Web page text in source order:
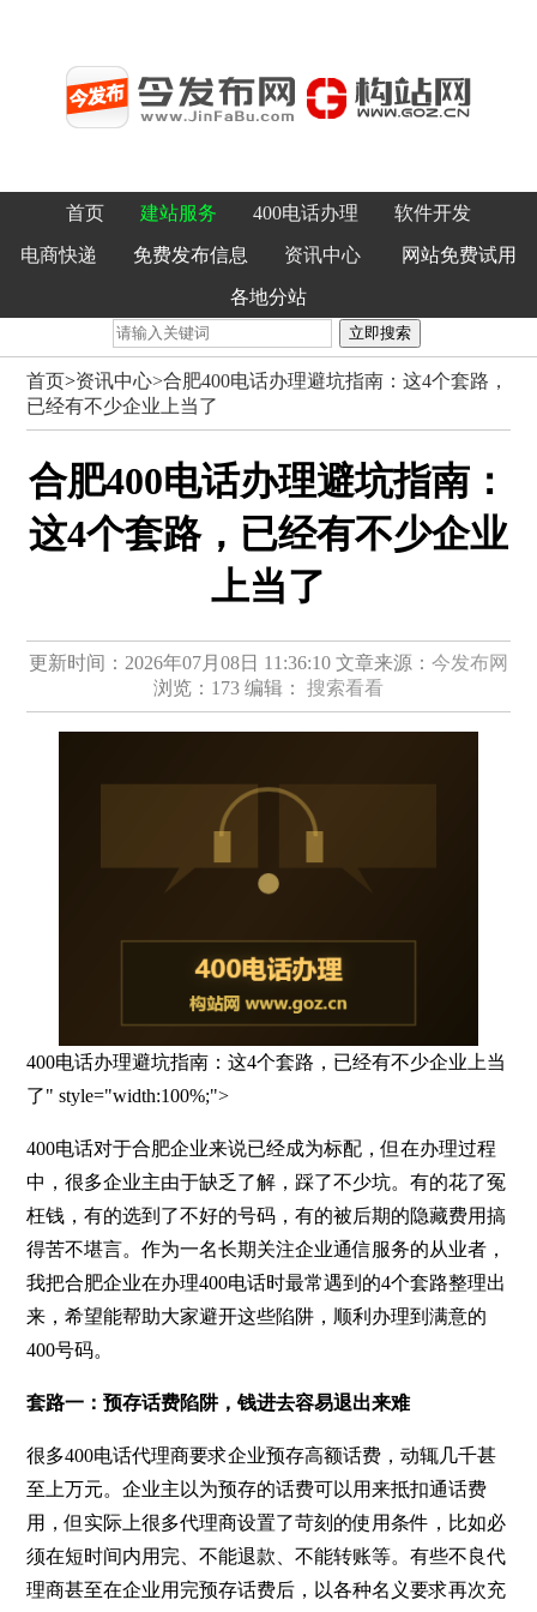
首页 建站服务 400电话办理 软件开发
电商快递 免费发布信息 资讯中心 网站免费试用
各地分站
立即搜索
首页>资讯中心>合肥400电话办理避坑指南：这4个套路，
已经有不少企业上当了
合肥400电话办理避坑指南：
这4个套路，已经有不少企业
上当了
更新时间：2026年07月08日 11:36:10 文章来源： 今发布网
浏览：173 编辑： 搜索看看
400电话办理避坑指南：这4个套路，已经有不少企业上当
了" style="width:100%;">
400电话对于合肥企业来说已经成为标配，但在办理过程
中，很多企业主由于缺乏了解，踩了不少坑。有的花了冤
枉钱，有的选到了不好的号码，有的被后期的隐藏费用搞
得苦不堪言。作为一名长期关注企业通信服务的从业者，
我把合肥企业在办理400电话时最常遇到的4个套路整理出
来，希望能帮助大家避开这些陷阱，顺利办理到满意的
400号码。
套路一：预存话费陷阱，钱进去容易退出来难
很多400电话代理商要求企业预存高额话费，动辄几千甚
至上万元。企业主以为预存的话费可以用来抵扣通话费
用，但实际上很多代理商设置了苛刻的使用条件，比如必
须在短时间内用完、不能退款、不能转账等。有些不良代
理商甚至在企业用完预存话费后，以各种名义要求再次充